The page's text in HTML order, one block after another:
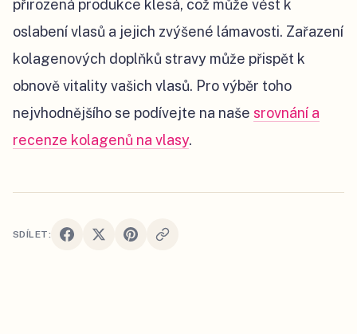
přirozená produkce klesá, což může vést k
oslabení vlasů a jejich zvýšené lámavosti. Zařazení
kolagenových doplňků stravy může přispět k
obnově vitality vašich vlasů. Pro výběr toho
nejvhodnějšího se podívejte na naše srovnání a
recenze kolagenů na vlasy.
SDÍLET: